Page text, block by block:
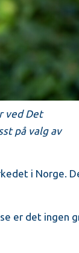
ved Det
på valg av
i Norge.
er det ingen